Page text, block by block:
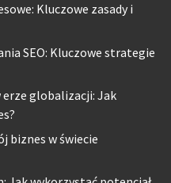
Kluczowe zasady i
SEO: Kluczowe strategie
globalizacji: Jak
biznes w świecie